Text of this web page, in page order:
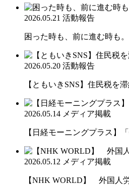
2026.05.21 活動報告
困った時も、前に進む時も
2026.05.20 活動報告
【ともいきSNS】住民税を
2026.05.14 メディア掲載
【日経モーニングプラス
2026.05.12 メディア掲載
【NHK WORLD】 外国人